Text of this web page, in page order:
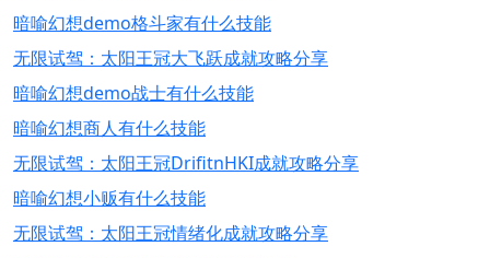
暗喻幻想demo格斗家有什么技能
无限试驾：太阳王冠大飞跃成就攻略分享
暗喻幻想demo战士有什么技能
暗喻幻想商人有什么技能
无限试驾：太阳王冠DrifitnHKI成就攻略分享
暗喻幻想小贩有什么技能
无限试驾：太阳王冠情绪化成就攻略分享